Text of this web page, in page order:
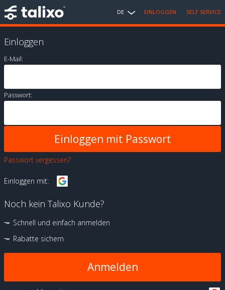
DE EINLOGGEN SELF SERVICE
Einloggen
E-Mail:
Passwort:
Passwort vergessen?
Einloggen mit:
Noch kein Talixo Kunde?
Schnell und einfach anmelden
Rabatte sichern
Anmelden